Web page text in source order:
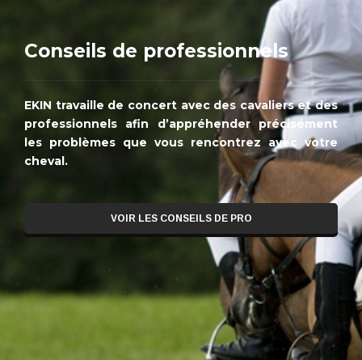
Conseils de professionnels
EKIN travaille de concert avec des cavaliers et des
professionnels afin d’appréhender précisément
les problèmes que vous rencontrez avec votre
cheval.
VOIR LES CONSEILS DE PRO